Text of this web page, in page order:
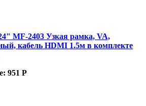
MF-2403 Узкая рамка, VA,
кабель HDMI 1.5м в комплекте
951 Р